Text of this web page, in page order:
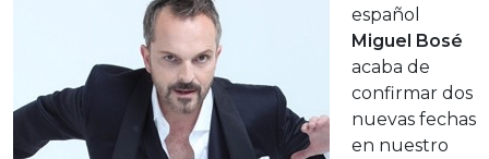
español
Miguel Bosé
acaba de
confirmar dos
nuevas fechas
en nuestro